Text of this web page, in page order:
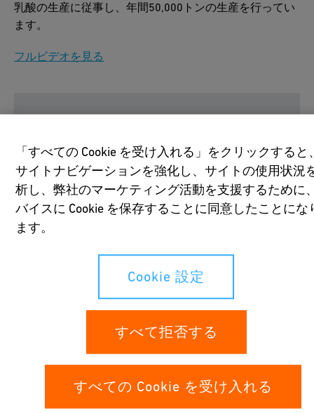
乳酸の生産に従事し、年間50,000トンの生産を行ってい
ます。
フルビデオを見る
YouTubeの動画をご覧になるには、すべてのク
ッキーを受け入れる設定にしてください。
Cookie 設定
「すべての Cookie を受け入れる」をクリックすると
サイトナビゲーションを強化し、サイトの使用状況
析し、弊社のマーケティング活動を支援するために
バイスに Cookie を保存することに同意したことにな
ます。
Cookie 設定
すべて拒否する
すべての Cookie を受け入れる